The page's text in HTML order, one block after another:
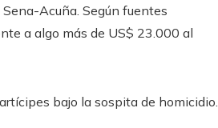
Acuña. Según fuentes
a algo más de US$ 23.000 al
bajo la sospita de homicidio.